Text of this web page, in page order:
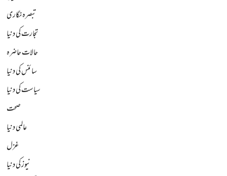
تبصرہ نگاری
تجارت کی دنیا
حالات حاضرہ
سائنس کی دنیا
سیاست کی دنیا
صحت
عالمی دنیا
غزل
نیوز کی دنیا